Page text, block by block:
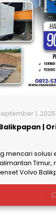
1, 2025
|
mencari solusi
Timur,
Volvo